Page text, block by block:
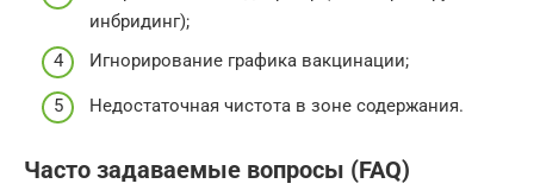
инбридинг);
Игнорирование графика вакцинации;
Недостаточная чистота в зоне содержания.
Часто задаваемые вопросы (FAQ)